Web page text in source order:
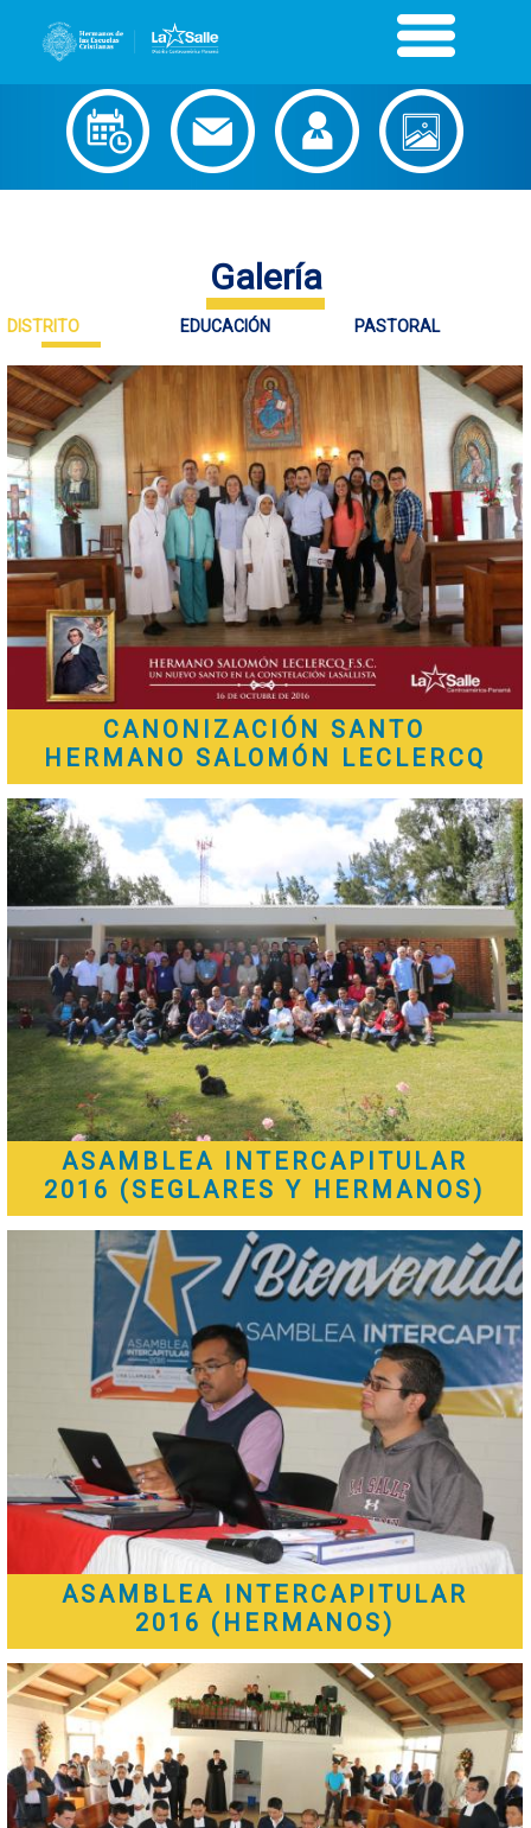
Galería
DISTRITO EDUCACIÓN PASTORAL
CANONIZACIÓN SANTO
HERMANO SALOMÓN LECLERCQ
ASAMBLEA INTERCAPITULAR
2016 (SEGLARES Y HERMANOS)
ASAMBLEA INTERCAPITULAR
2016 (HERMANOS)